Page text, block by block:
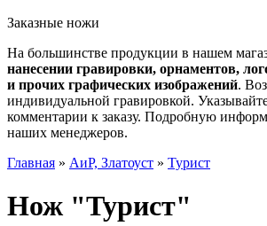
Заказные ножи
На большинстве продукции в нашем
нанесении гравировки, орнаментов,
и прочих графических изображений.
индивидуальной гравировкой.
комментарии к заказу. Подробную
наших менеджеров.
Главная » АиР, Златоуст » Турист
Нож "Турист"